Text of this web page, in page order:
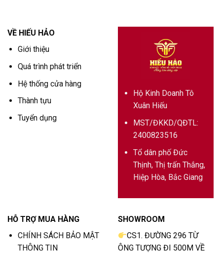
VỀ HIẾU HẢO
Giới thiệu
Quá trình phát triển
Hệ thống cửa hàng
Thành tựu
Tuyển dụng
Hộ Kinh Doanh Tô
Xuân Hiếu
MST/ĐKKD/QĐTL:
2400823516
Tổ dân phố Đức
Thịnh, Thị trấn Thắng,
Hiệp Hòa, Bắc Giang
HỖ TRỢ MUA HÀNG
CHÍNH SÁCH BẢO MẬT
THÔNG TIN
SHOWROOM
CS1. ĐƯỜNG 296 TỪ
ÔNG TƯỢNG ĐI 500M VỀ